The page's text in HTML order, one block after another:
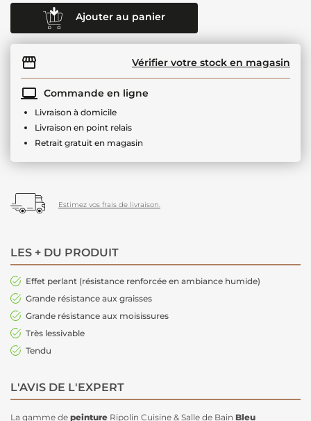
Ajouter au panier
Vérifier votre stock en magasin
Commande en ligne
Livraison à domicile
Livraison en point relais
Retrait gratuit en magasin
Estimez vos frais de livraison.
LES + DU PRODUIT
Effet perlant (résistance renforcée en ambiance humide)
Grande résistance aux graisses
Grande résistance aux moisissures
Très lessivable
Tendu
L'AVIS DE L'EXPERT
La gamme de peinture Ripolin Cuisine & Salle de Bain Bleu